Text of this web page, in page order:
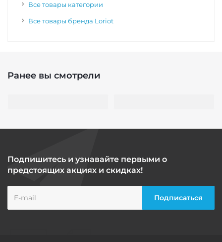
Все товары категории
Все товары бренда Loriot
Ранее вы смотрели
Подпишитесь и узнавайте первыми о
предстоящих акциях и скидках!